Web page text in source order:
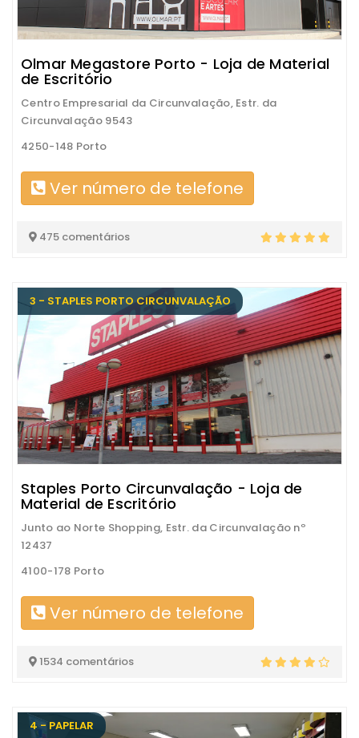
Olmar Megastore Porto - Loja de Material
de Escritório
Centro Empresarial da Circunvalação, Estr. da
Circunvalação 9543
4250-148 Porto
Ver número de telefone
475 comentários
3 - STAPLES PORTO CIRCUNVALAÇÃO
Staples Porto Circunvalação - Loja de
Material de Escritório
Junto ao Norte Shopping, Estr. da Circunvalação nº
12437
4100-178 Porto
Ver número de telefone
1534 comentários
4 - PAPELAR